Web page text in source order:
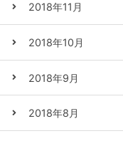
2018年11月
2018年10月
2018年9月
2018年8月